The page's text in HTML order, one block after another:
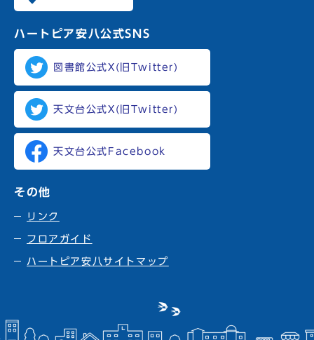
ハートピア安八公式SNS
図書館公式X(旧Twitter)
天文台公式X(旧Twitter)
天文台公式Facebook
その他
リンク
フロアガイド
ハートピア安八サイトマップ